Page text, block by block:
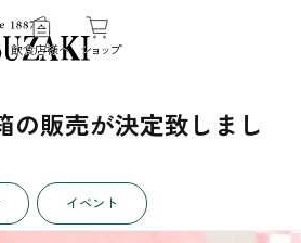
飲食店様へ ショップ
の販売が決定致しまし
イベント